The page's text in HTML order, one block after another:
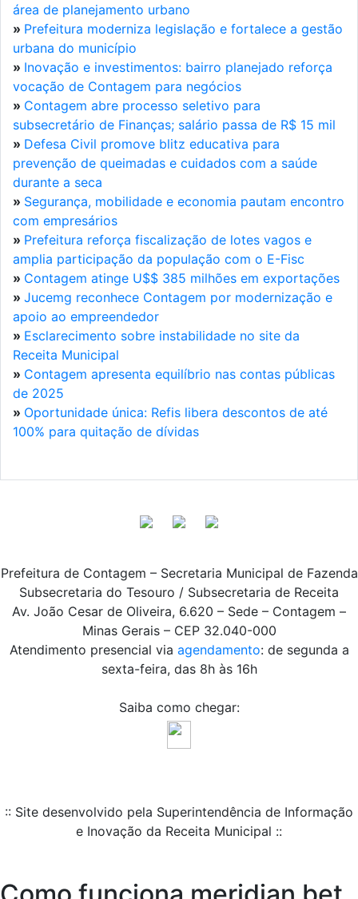
área de planejamento urbano
» Prefeitura moderniza legislação e fortalece a gestão
urbana do município
» Inovação e investimentos: bairro planejado reforça
vocação de Contagem para negócios
» Contagem abre processo seletivo para
subsecretário de Finanças; salário passa de R$ 15 mil
» Defesa Civil promove blitz educativa para
prevenção de queimadas e cuidados com a saúde
durante a seca
» Segurança, mobilidade e economia pautam encontro
com empresários
» Prefeitura reforça fiscalização de lotes vagos e
amplia participação da população com o E-Fisc
» Contagem atinge U$$ 385 milhões em exportações
» Jucemg reconhece Contagem por modernização e
apoio ao empreendedor
» Esclarecimento sobre instabilidade no site da
Receita Municipal
» Contagem apresenta equilíbrio nas contas públicas
de 2025
» Oportunidade única: Refis libera descontos de até
100% para quitação de dívidas
Prefeitura de Contagem – Secretaria Municipal de Fazenda
Subsecretaria do Tesouro / Subsecretaria de Receita
Av. João Cesar de Oliveira, 6.620 – Sede – Contagem –
Minas Gerais – CEP 32.040-000
Atendimento presencial via agendamento: de segunda a
sexta-feira, das 8h às 16h
Saiba como chegar:
:: Site desenvolvido pela Superintendência de Informação
e Inovação da Receita Municipal ::